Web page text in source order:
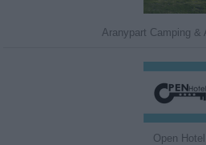
Aranypart Camping &
Open Hotel